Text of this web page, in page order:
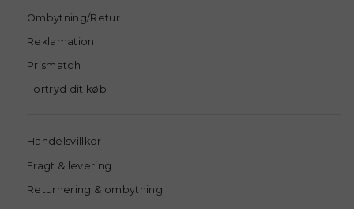
Ombytning/Retur
Reklamation
Prismatch
Fortryd dit køb
Handelsvillkor
Fragt & levering
Returnering & ombytning